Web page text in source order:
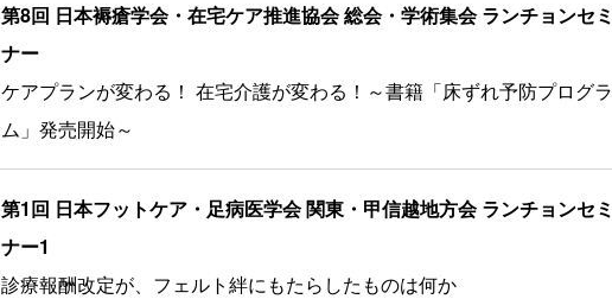
第8回 日本褥瘡学会・在宅ケア推進協会 総会・学術集会 ランチョンセミ
ナー
ケアプランが変わる！ 在宅介護が変わる！～書籍「床ずれ予防プログラ
ム」発売開始～
第1回 日本フットケア・足病医学会 関東・甲信越地方会 ランチョンセミ
ナー1
診療報酬改定が、フェルト絆にもたらしたものは何か